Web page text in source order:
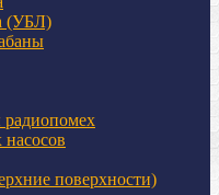
(УБЛ)
поверхности)